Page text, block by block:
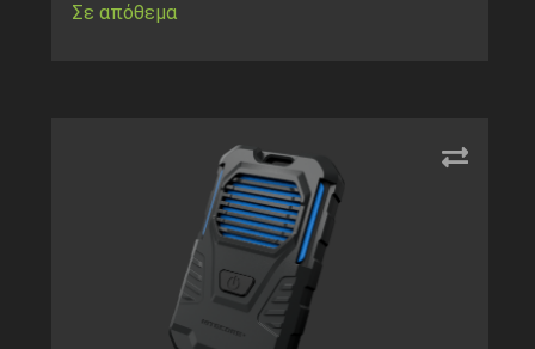
Σε απόθεμα